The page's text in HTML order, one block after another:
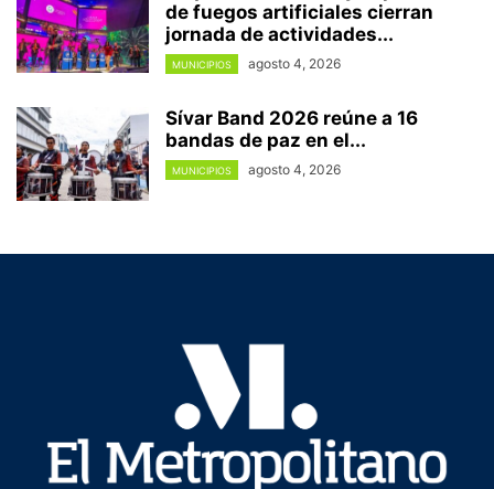
de fuegos artificiales cierran
jornada de actividades...
MUNICIPIOS agosto 4, 2026
Sívar Band 2026 reúne a 16
bandas de paz en el...
MUNICIPIOS agosto 4, 2026